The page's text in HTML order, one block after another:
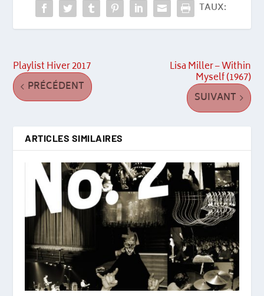
TAUX:
Playlist Hiver 2017
PRÉCÉDENT
Lisa Miller – Within
Myself (1967)
SUIVANT
ARTICLES SIMILAIRES